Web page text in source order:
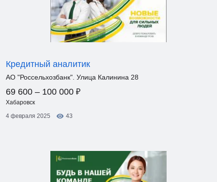
Кредитный аналитик
АО "Россельхозбанк". Улица Калинина 28
69 600 – 100 000 ₽
Хабаровск
4 февраля 2025
43